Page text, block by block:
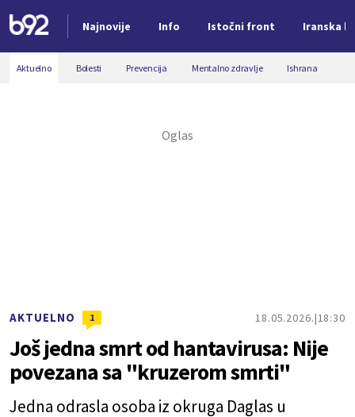
Najnovije Info Istočni front Iranska
Nova vest
Aktuelno Bolesti Prevencija Mentalno zdravlje Ishrana
AKTUELNO 1 18.05.2026. 18:30
Još jedna smrt od hantavirusa: Nije
povezana sa "kruzerom smrti"
Jedna odrasla osoba iz okruga Daglas u